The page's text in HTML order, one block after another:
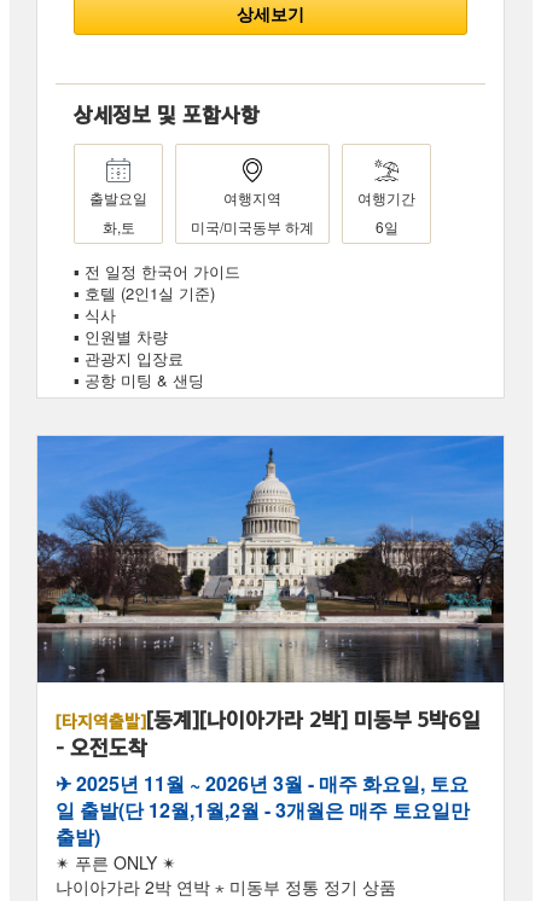
상세보기
상세정보 및 포함사항
출발요일
화,토
여행지역
미국/미국동부 하계
여행기간
6일
▪ 전 일정 한국어 가이드
▪ 호텔 (2인1실 기준)
▪ 식사
▪ 인원별 차량
▪ 관광지 입장료
▪ 공항 미팅 & 샌딩
[타지역출발][동계][나이아가라 2박] 미동부 5박6일
- 오전도착
✈︎ 2025년 11월 ~ 2026년 3월 - 매주 화요일, 토요
일 출발(단 12월,1월,2월 - 3개월은 매주 토요일만
출발)
✴ 푸른 ONLY ✴
나이아가라 2박 연박 ⋆ 미동부 정통 정기 상품